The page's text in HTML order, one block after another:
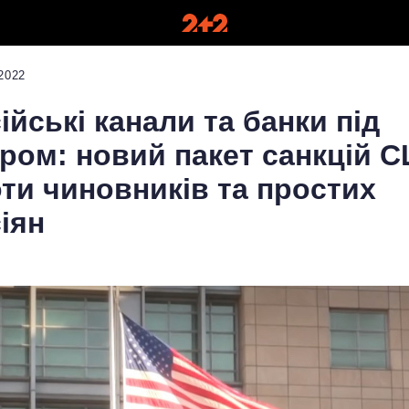
канали та банки під
новий пакет санкцій
чиновників та простих